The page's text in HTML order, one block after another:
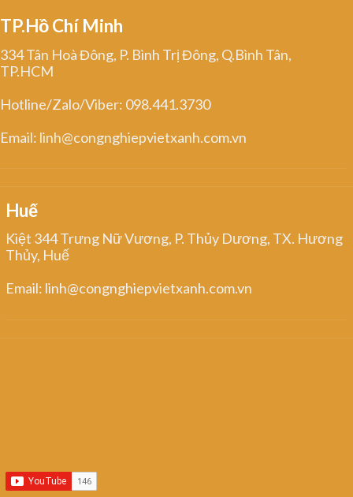
TP.Hồ Chí Minh
334 Tân Hoà Đông, P. Bình Trị Đông, Q.Bình Tân,
TP.HCM
Hotline/Zalo/Viber: 098.441.3730
Email: linh@congnghiepvietxanh.com.vn
Huế
Kiệt 344 Trưng Nữ Vương, P. Thủy Dương, TX. Hương
Thủy, Huế
Email: linh@congnghiepvietxanh.com.vn